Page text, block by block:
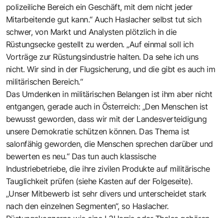
polizeiliche Bereich ein Geschäft, mit dem nicht jeder
Mitarbeitende gut kann.“ Auch ­Haslacher selbst tut sich
schwer, von Markt und Analysten plötzlich in die
Rüstungsecke gestellt zu werden. „Auf einmal soll ich
Vorträge zur Rüstungsindustrie halten. Da sehe ich uns
nicht. Wir sind in der Flugsicherung, und die gibt es auch im
militärischen Bereich.“
Das Umdenken in militärischen Belangen ist ihm aber nicht
entgangen, gerade auch in Österreich: „Den Menschen ist
bewusst geworden, dass wir mit der Landesverteidigung
unsere Demokratie schützen können. Das Thema ist
salonfähig geworden, die Menschen sprechen darüber und
bewerten es neu.“ Das tun auch klassische
Industriebetriebe, die ihre zivilen Produkte auf militärische
Tauglichkeit prüfen (siehe Kasten auf der Folgeseite).
„Unser Mitbewerb ist sehr divers und unterscheidet stark
nach den einzelnen Segmenten“, so Haslacher.